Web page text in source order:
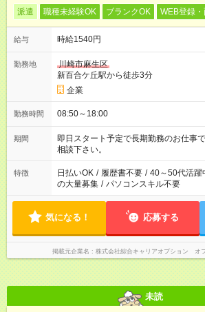
派遣 職種未経験OK ブランクOK WEB登録
給与 時給1540円
勤務地
川崎市麻生区
新百合ケ丘駅から徒歩3分
企業
勤務時間 08:50～18:00
期間
即日スタート予定で長期勤務のお仕
相談下さい。
特徴 日払いOK / 履歴書不要 / 40～50代活躍
の大量募集 / パソコンスキル不要
気になる！ 応募する
掲載元企業名 株式会社綜合キャリアオプション オ
未読